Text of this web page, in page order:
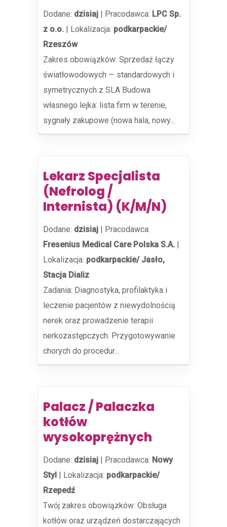
Dodane: dzisiaj | Pracodawca: LPC Sp.
z o.o. | Lokalizacja: podkarpackie/
Rzeszów
Zakres obowiązków: Sprzedaż łączy
światłowodowych — standardowych i
symetrycznych z SLA Budowa
własnego lejka: lista firm w terenie,
sygnały zakupowe (nowa hala, nowy...
Lekarz Specjalista
(Nefrolog /
Internista) (K/M/N)
Dodane: dzisiaj | Pracodawca:
Fresenius Medical Care Polska S.A. |
Lokalizacja: podkarpackie/ Jasło,
Stacja Dializ
Zadania: Diagnostyka, profilaktyka i
leczenie pacjentów z niewydolnością
nerek oraz prowadzenie terapii
nerkozastępczych. Przygotowywanie
chorych do procedur...
Palacz / Palaczka
kotłów
wysokoprężnych
Dodane: dzisiaj | Pracodawca: Nowy
Styl | Lokalizacja: podkarpackie/
Rzepedź
Twój zakres obowiązków: Obsługa
kotłów oraz urządzeń dostarczających